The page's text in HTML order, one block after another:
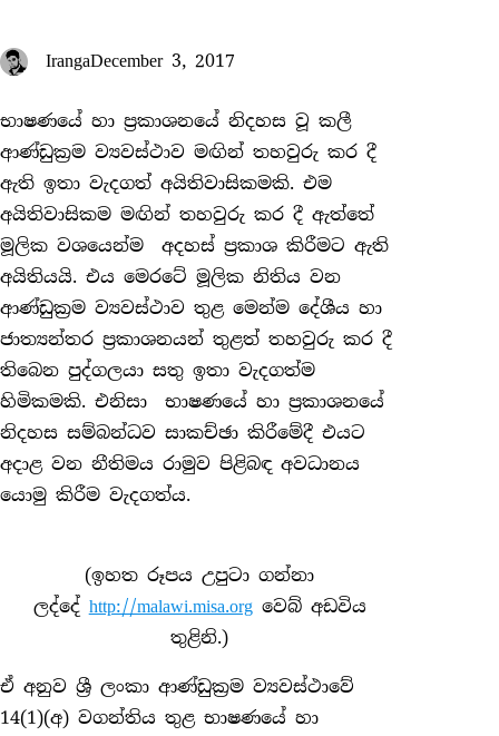
IrangaDecember 3, 2017
භාෂණයේ හා ප්‍රකාශනයේ නිදහස වූ කලී
ආණ්ඩුක්‍රම ව්‍යවස්ථාව මඟින් තහවුරු කර දී
ඇති ඉතා වැදගත් අයිතිවාසිකමකි. එම
අයිතිවාසිකම මඟින් තහවුරු කර දී ඇත්තේ
මූලික වශයෙන්ම අදහස් ප්‍රකාශ කිරීමට ඇති
අයිතියයි. එය මෙරටේ මූලික නිතිය වන
ආණ්ඩුක්‍රම ව්‍යවස්ථාව තුළ මෙන්ම දේශීය හා
ජාත්‍යන්තර ප්‍රකාශනයන් තුළත් තහවුරු කර දී
තිබෙන පුද්ගලයා සතු ඉතා වැදගත්ම
හිමිකමකි. එනිසා භාෂණයේ හා ප්‍රකාශනයේ
නිදහස සම්බන්ධව සාකච්ඡා කිරීමේදී එයට
අදාළ වන නීතිමය රාමුව පිළිබඳ අවධානය
යොමු කිරීම වැදගත්ය.
(ඉහත රූපය උපුටා ගන්නා
ලද්දේ http://malawi.misa.orgවෙබ් අඩවිය
තුළිනි.)
ඒ අනුව ශ්‍රී ලංකා ආණ්ඩුක්‍රම ව්‍යවස්ථාවේ
14(1)(අ) වගන්තිය තුළ භාෂණයේ හා